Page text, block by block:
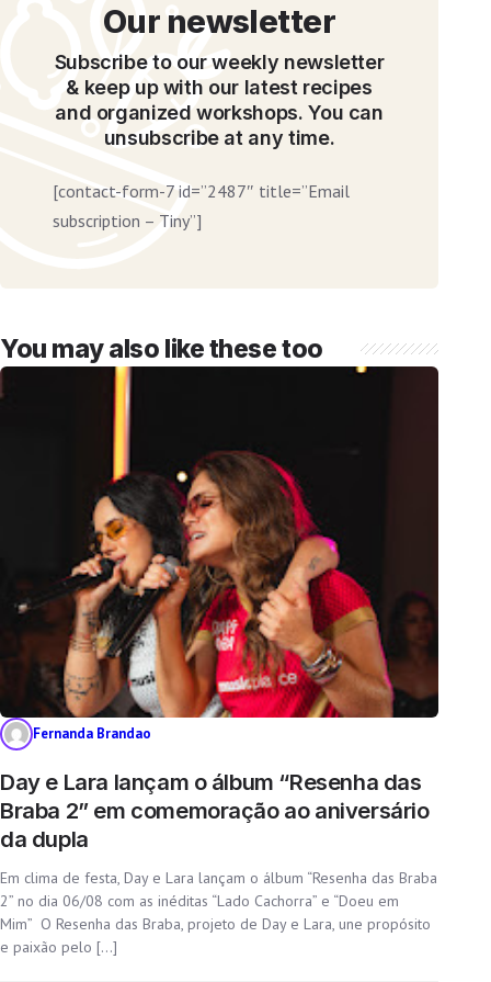
Our newsletter
Subscribe to our weekly newsletter
& keep up with our latest recipes
and organized workshops. You can
unsubscribe at any time.
[contact-form-7 id=”2487″ title=”Email
subscription – Tiny”]
You may also like these too
Fernanda Brandao
Day e Lara lançam o álbum “Resenha das
Braba 2” em comemoração ao aniversário
da dupla
Em clima de festa, Day e Lara lançam o álbum “Resenha das Braba
2” no dia 06/08 com as inéditas “Lado Cachorra” e “Doeu em
Mim” O Resenha das Braba, projeto de Day e Lara, une propósito
e paixão pelo […]